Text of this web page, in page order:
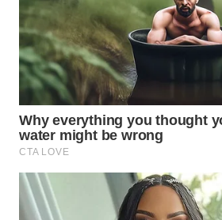
WN
LABUHANBATU
WN
TAPANULI
TENGAH
WN DELI
SERDANG
WN
TEBING